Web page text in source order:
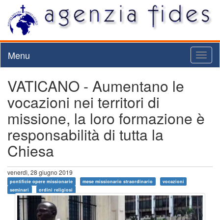
Menu
VATICANO - Aumentano le
vocazioni nei territori di
missione, la loro formazione è
responsabilità di tutta la
Chiesa
venerdì, 28 giugno 2019
pontificie opere missionarie mese missionario straordinario
vocazioni
seminari
ordini religiosi